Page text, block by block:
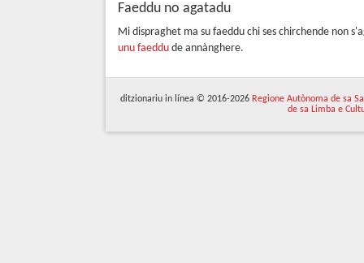
Faeddu no agatadu
Mi dispraghet ma su faeddu chi ses chirchende non
unu faeddu de annànghere.
ditzionariu in línea © 2016-2026 Regione Autònoma de sa
de sa Limba e